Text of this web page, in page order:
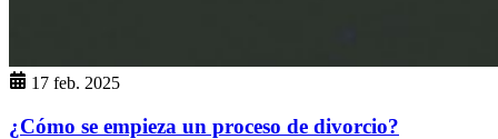
17 feb. 2025
¿Cómo se empieza un proceso de divorcio?